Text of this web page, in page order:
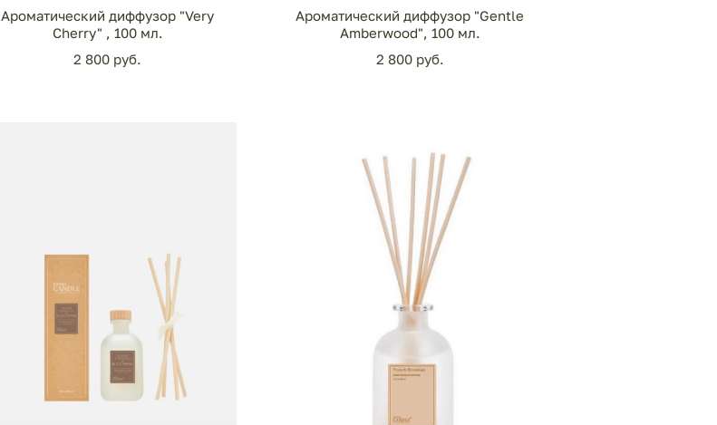
Ароматический диффузор "Very
Cherry" , 100 мл.
2 800 pуб.
Ароматический диффузор "Gentle
Amberwood", 100 мл.
2 800 pуб.